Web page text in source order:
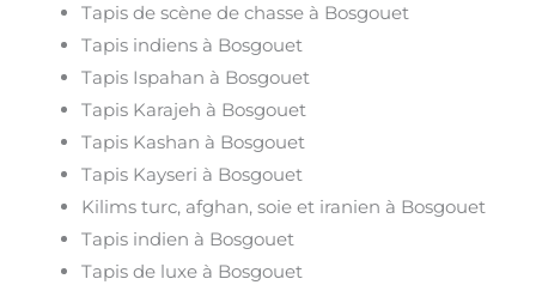
Tapis de scène de chasse à Bosgouet
Tapis indiens à Bosgouet
Tapis Ispahan à Bosgouet
Tapis Karajeh à Bosgouet
Tapis Kashan à Bosgouet
Tapis Kayseri à Bosgouet
Kilims turc, afghan, soie et iranien à Bosgouet
Tapis indien à Bosgouet
Tapis de luxe à Bosgouet